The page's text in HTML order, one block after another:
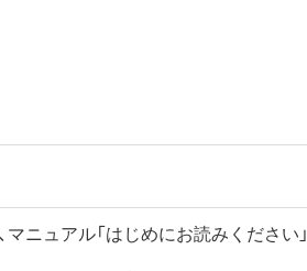
ニュアル「はじめにお読みください」